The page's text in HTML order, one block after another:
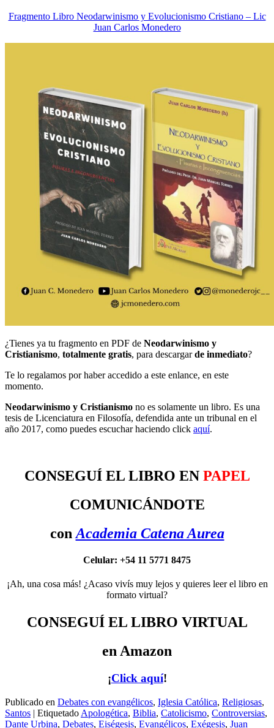
Fragmento Libro Neodarwinismo y Evolucionismo Cristiano – Lic
Juan Carlos Monedero
¿Tienes ya tu fragmento en PDF de Neodarwinismo y
Cristianismo, totalmente gratis, para descargarde inmediato?
Te lo regalamos por haber accedido a este enlance, en este
momento.
Neodarwinismo y Cristianismo no es solamente un libro. Es una
tesis de Licenciatura en Filosofía, defendida ante un tribunal en el
año 2017, como puedes escuchar haciendo click aquí.
CONSEGUÍ EL LIBRO EN PAPEL
COMUNICÁNDOTE
con Academia Catena Aurea
Celular: +54 11 5771 8475
¡Ah, una cosa más! ¿Acaso vivís muy lejos y quieres leer el libro en
formato virtual?
CONSEGUÍ EL LIBRO VIRTUAL
en Amazon
¡Click aquí!
Publicado en Debates con evangélicos, Iglesia Católica, Religiosas,
Santos | Etiquetado Apologética, Biblia, Catolicismo, Controversias,
Dante Urbina, Debates, Eiségesis, Evangélicos, Exégesis, Juan